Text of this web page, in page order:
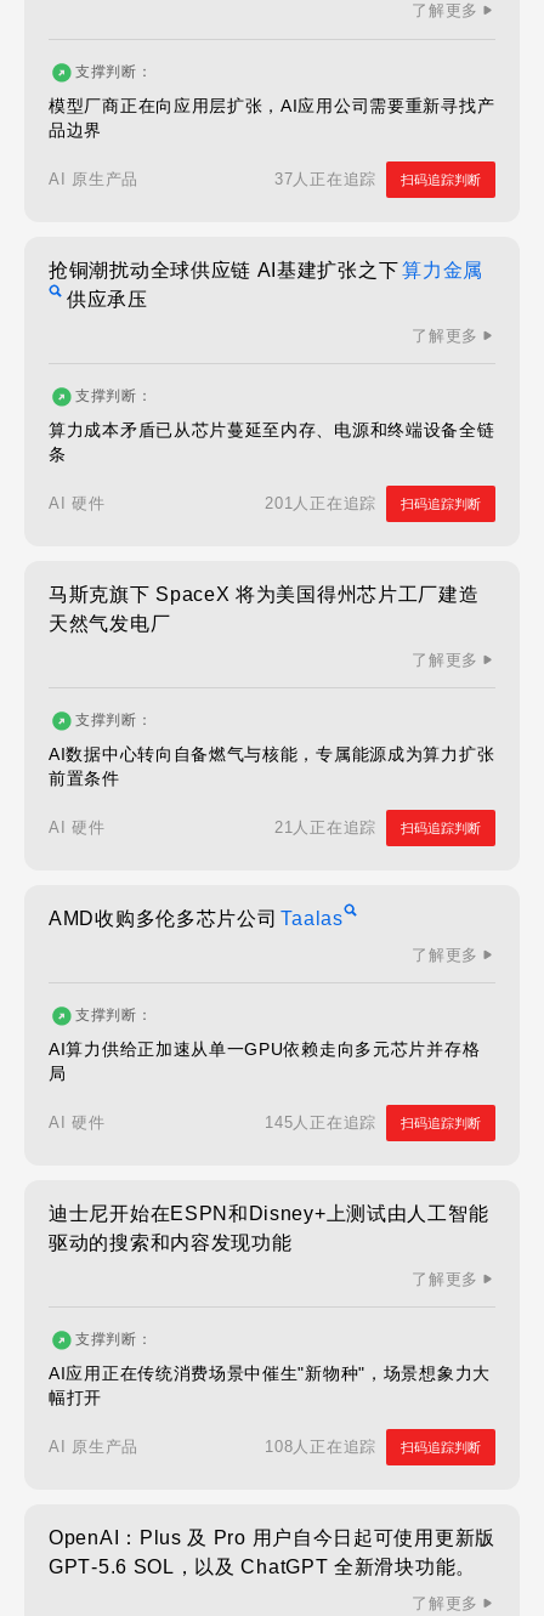
了解更多
支撑判断：
模型厂商正在向应用层扩张，AI应用公司需要重新寻找产
品边界
AI 原生产品 37人正在追踪 扫码追踪判断
抢铜潮扰动全球供应链 AI基建扩张之下算力金属
供应承压
了解更多
支撑判断：
算力成本矛盾已从芯片蔓延至内存、电源和终端设备全链
条
AI 硬件 201人正在追踪 扫码追踪判断
马斯克旗下 SpaceX 将为美国得州芯片工厂建造
天然气发电厂
了解更多
支撑判断：
AI数据中心转向自备燃气与核能，专属能源成为算力扩张
前置条件
AI 硬件 21人正在追踪 扫码追踪判断
AMD收购多伦多芯片公司 Taalas
了解更多
支撑判断：
AI算力供给正加速从单一GPU依赖走向多元芯片并存格
局
AI 硬件 145人正在追踪 扫码追踪判断
迪士尼开始在ESPN和Disney+上测试由人工智能
驱动的搜索和内容发现功能
了解更多
支撑判断：
AI应用正在传统消费场景中催生"新物种"，场景想象力大
幅打开
AI 原生产品 108人正在追踪 扫码追踪判断
OpenAI：Plus 及 Pro 用户自今日起可使用更新版
GPT‑5.6 SOL，以及 ChatGPT 全新滑块功能。
了解更多